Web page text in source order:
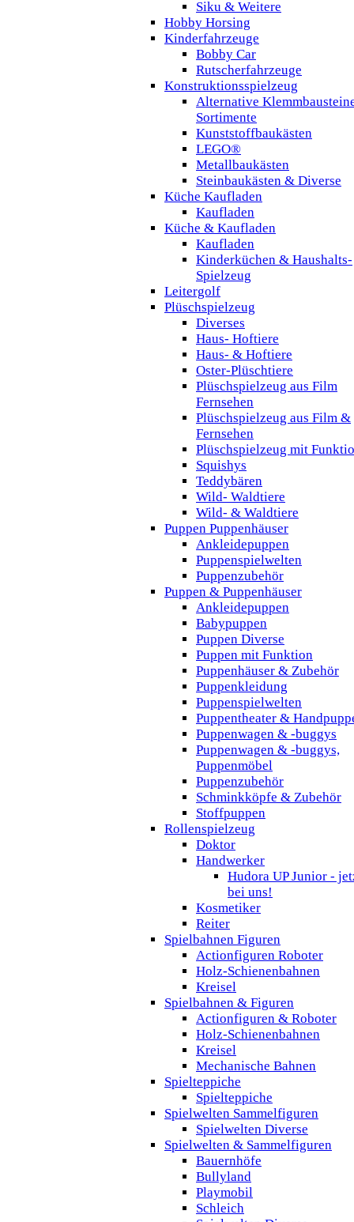
Siku & Weitere
Hobby Horsing
Kinderfahrzeuge
Bobby Car
Rutscherfahrzeuge
Konstruktionsspielzeug
Alternative
Sortimente
Kunststoffbaukästen
LEGO®
Metallbaukästen
Steinbaukästen & Diverse
Küche Kaufladen
Kaufladen
Küche & Kaufladen
Kaufladen
Kinderküchen & Haushalts-
Spielzeug
Leitergolf
Plüschspielzeug
Diverses
Haus- Hoftiere
Haus- & Hoftiere
Oster-Plüschtiere
Plüschspielzeug aus Film
Fernsehen
Plüschspielzeug aus Film &
Fernsehen
Plüschspielzeug mit
Squishys
Teddybären
Wild- Waldtiere
Wild- & Waldtiere
Puppen Puppenhäuser
Ankleidepuppen
Puppenspielwelten
Puppenzubehör
Puppen & Puppenhäuser
Ankleidepuppen
Babypuppen
Puppen Diverse
Puppen mit Funktion
Puppenhäuser & Zubehör
Puppenkleidung
Puppenspielwelten
Puppentheater &
Puppenwagen & -buggys
Puppenwagen & -buggys,
Puppenmöbel
Puppenzubehör
Schminkköpfe & Zubehör
Stoffpuppen
Rollenspielzeug
Doktor
Handwerker
Hudora UP Junior -
bei uns!
Kosmetiker
Reiter
Spielbahnen Figuren
Actionfiguren Roboter
Holz-Schienenbahnen
Kreisel
Spielbahnen & Figuren
Actionfiguren & Roboter
Holz-Schienenbahnen
Kreisel
Mechanische Bahnen
Spielteppiche
Spielteppiche
Spielwelten Sammelfiguren
Spielwelten Diverse
Spielwelten & Sammelfiguren
Bauernhöfe
Bullyland
Playmobil
Schleich